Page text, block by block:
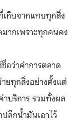
ก็บจากแทบทุกสิ่ง
ากเพราะทุกคนคง
อว่าค่าการตลาด
ยทุกสิ่งอย่างตั้งแต่
บริการ รวมทั้งผล
ลีกน้ำมันเอาไว้